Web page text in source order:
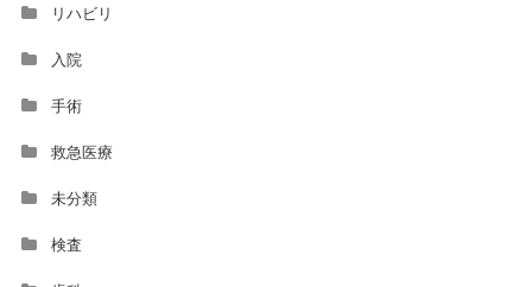
リハビリ
入院
手術
救急医療
未分類
検査